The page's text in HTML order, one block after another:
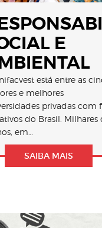
E
está entre as
e melhores
privadas com
do Brasil. Milhares
em…
SAIBA MAIS